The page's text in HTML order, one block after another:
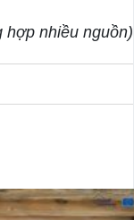
hợp nhiều nguồn)